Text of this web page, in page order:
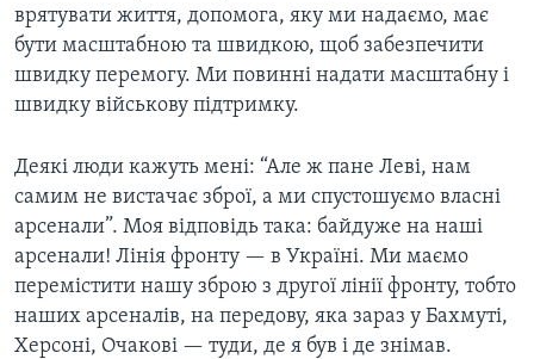
врятувати життя, допомога, яку ми надаємо, має
бути масштабною та швидкою, щоб забезпечити
швидку перемогу. Ми повинні надати масштабну і
швидку військову підтримку.
Деякі люди кажуть мені: “Але ж пане Леві, нам
самим не вистачає зброї, а ми спустошуємо власні
арсенали”. Моя відповідь така: байдуже на наші
арсенали! Лінія фронту — в Україні. Ми маємо
перемістити нашу зброю з другої лінії фронту, тобто
наших арсеналів, на передову, яка зараз у Бахмуті,
Херсоні, Очакові — туди, де я був і де знімав.